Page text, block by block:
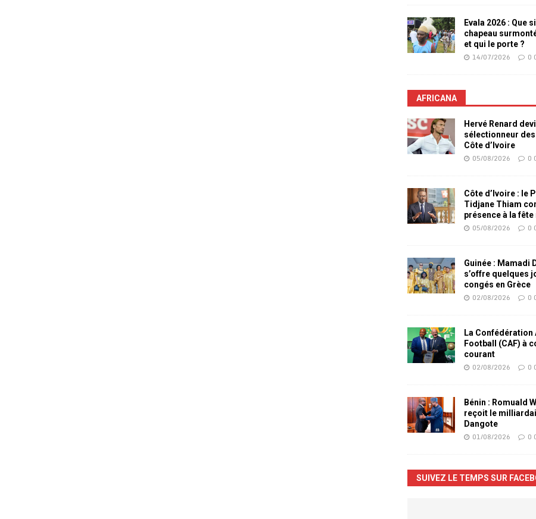
Evala 2026 : Que
chapeau
et qui le porte ?
14/07/2026 0
AFRICANA
Hervé Renard
sélectionneur
Côte d’Ivoire
05/08/2026 0
Côte d’Ivoire : le
Tidjane Thiam
présence à la
05/08/2026 0
Guinée : Mamadi
s’offre quelques
congés en Grèce
02/08/2026 0
La Confédération
Football (CAF) à
courant
02/08/2026 0
Bénin : Romuald
reçoit le
Dangote
01/08/2026 0
SUIVEZ LE TEMPS SUR